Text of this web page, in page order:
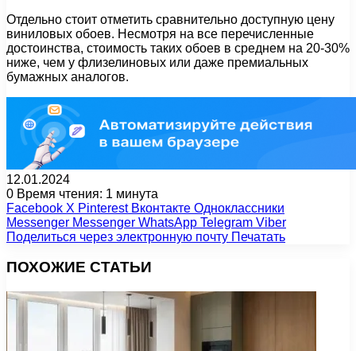
Отдельно стоит отметить сравнительно доступную цену
виниловых обоев. Несмотря на все перечисленные
достоинства, стоимость таких обоев в среднем на 20-30%
ниже, чем у флизелиновых или даже премиальных
бумажных аналогов.
12.01.2024
0 Время чтения: 1 минута
Facebook X Pinterest Вконтакте Одноклассники
Messenger Messenger WhatsApp Telegram Viber
Поделиться через электронную почту Печатать
ПОХОЖИЕ СТАТЬИ